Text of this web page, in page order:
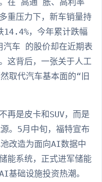
在 高通 胀、高利率
重压力下，新车销量持
14.4%，今年累计跌幅
车 的股价却在近期表
这背后，一张关于人工
取代汽车基本面的“旧
再是皮卡和SUV，而是
。5月中旬，福特宣布
改造为面向AI数据中
能系统，正式进军储能
基础设施投资热潮。